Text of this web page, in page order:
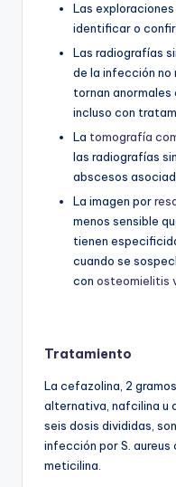
Las
identificar o
Las radiografías
de la infección no
tornan anormales
incluso con
La tomografía
las radiografías
abscesos
La imagen por
menos sensible
tienen
cuando se
con osteomielitis
Tratamiento
La cefazolina, 2
alternativa, nafcilina u
seis dosis divididas,
infección por S. aureus
meticilina.